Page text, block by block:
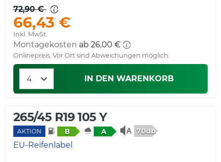
72,90 €
66,43 €
Inkl. MwSt.
Montagekosten ab 26,00 €
Onlinepreis. Vor Ort sind Abweichungen möglich.
IN DEN WARENKORB
265/45 R19 105 Y
AKTION B A 70db
EU-Reifenlabel